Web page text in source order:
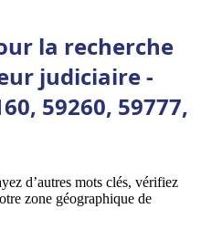
la recherche
judiciaire -
59260, 59777,
d’autres mots clés, vérifiez
zone géographique de